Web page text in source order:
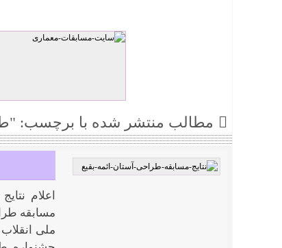
مطالب منتشر شده با برچسب:
اعلام
ملی